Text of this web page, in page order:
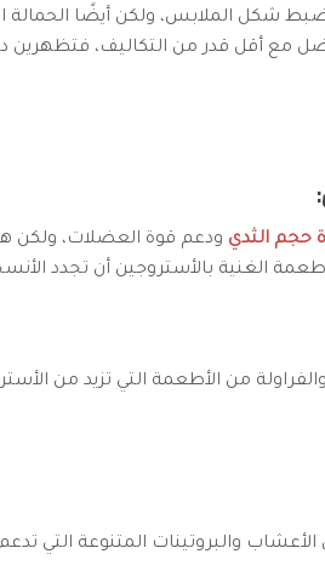
شكل الملابس، ولكن أيضًا الحمالة
مع أقل قدر من التكاليف، فتظهرين
حجم الثدي ودعم قوة العضلات، ولكن
الغنية بالأستروجين أن تجدد
من الأطعمة التي تزيد من
والبروتينات المتنوعة التي